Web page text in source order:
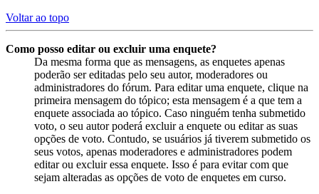
Voltar ao topo
Como posso editar ou excluir uma enquete?
Da mesma forma que as mensagens, as enquetes apenas
poderão ser editadas pelo seu autor, moderadores ou
administradores do fórum. Para editar uma enquete, clique na
primeira mensagem do tópico; esta mensagem é a que tem a
enquete associada ao tópico. Caso ninguém tenha submetido
voto, o seu autor poderá excluir a enquete ou editar as suas
opções de voto. Contudo, se usuários já tiverem submetido os
seus votos, apenas moderadores e administradores podem
editar ou excluir essa enquete. Isso é para evitar com que
sejam alteradas as opções de voto de enquetes em curso.